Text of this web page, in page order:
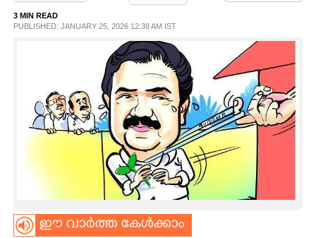
PHOTOS
SPIRITUAL
ASTRO
3 MIN READ
PUBLISHED: JANUARY 25, 2026 12:38 AM IST
ഈ വാർത്ത കേൾക്കാം